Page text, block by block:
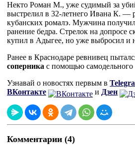
Некто Роман М., уже судимый за
выстрелил в 32-летнего Ивана К. —
кубанских ромалэ. Мужчина
ранение бедра. Стрелок на допросе
купил в Адыгее, но уже выбросил и
Ранее в Краснодаре ревнивец
соперника с помощью самодельного
Узнавай о новостях первым в
ВКонтакте
и Дзен
Комментарии (4)